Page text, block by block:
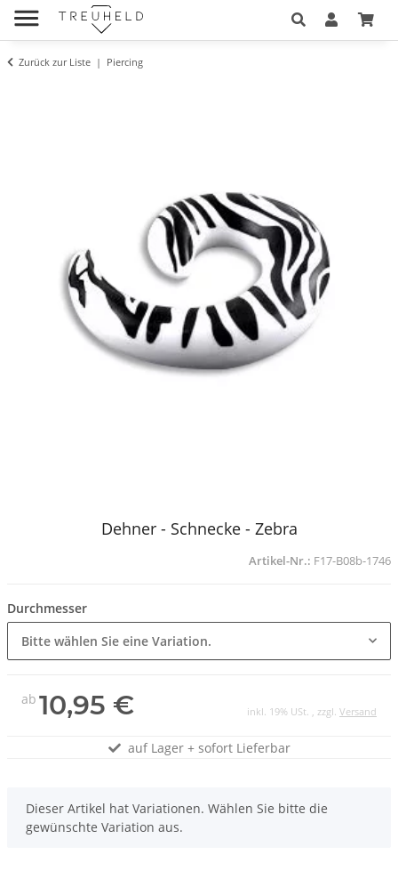
Zurück zur Liste Piercing
Dehner - Schnecke - Zebra
Artikel-Nr.: F17-B08b-1746
Durchmesser
Bitte wählen Sie eine Variation.
ab 10,95 € inkl. 19% USt. , zzgl. Versand
auf Lager + sofort Lieferbar
x
Dieser Artikel hat Variationen. Wählen Sie bitte die
gewünschte Variation aus.